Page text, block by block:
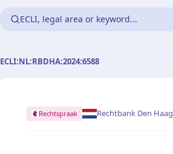
ECLI, legal area or keyword...
ECLI:NL:RBDHA:2024:6588
Rechtspraak Rechtbank Den Haag